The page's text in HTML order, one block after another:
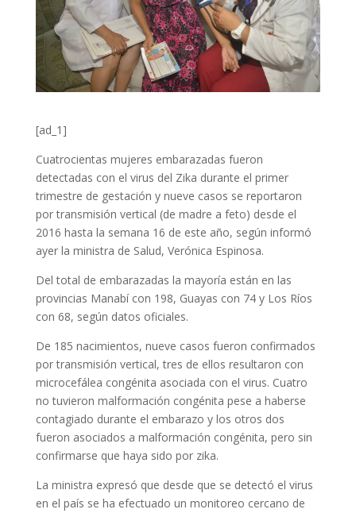
[ad_1]
Cuatrocientas mujeres embarazadas fueron
detectadas con el virus del Zika durante el primer
trimestre de gestación y nueve casos se reportaron
por transmisión vertical (de madre a feto) desde el
2016 hasta la semana 16 de este año, según informó
ayer la ministra de Salud, Verónica Espinosa.
Del total de embarazadas la mayoría están en las
provincias Manabí con 198, Guayas con 74 y Los Ríos
con 68, según datos oficiales.
De 185 nacimientos, nueve casos fueron confirmados
por transmisión vertical, tres de ellos resultaron con
microcefálea congénita asociada con el virus. Cuatro
no tuvieron malformación congénita pese a haberse
contagiado durante el embarazo y los otros dos
fueron asociados a malformación congénita, pero sin
confirmarse que haya sido por zika.
La ministra expresó que desde que se detectó el virus
en el país se ha efectuado un monitoreo cercano de